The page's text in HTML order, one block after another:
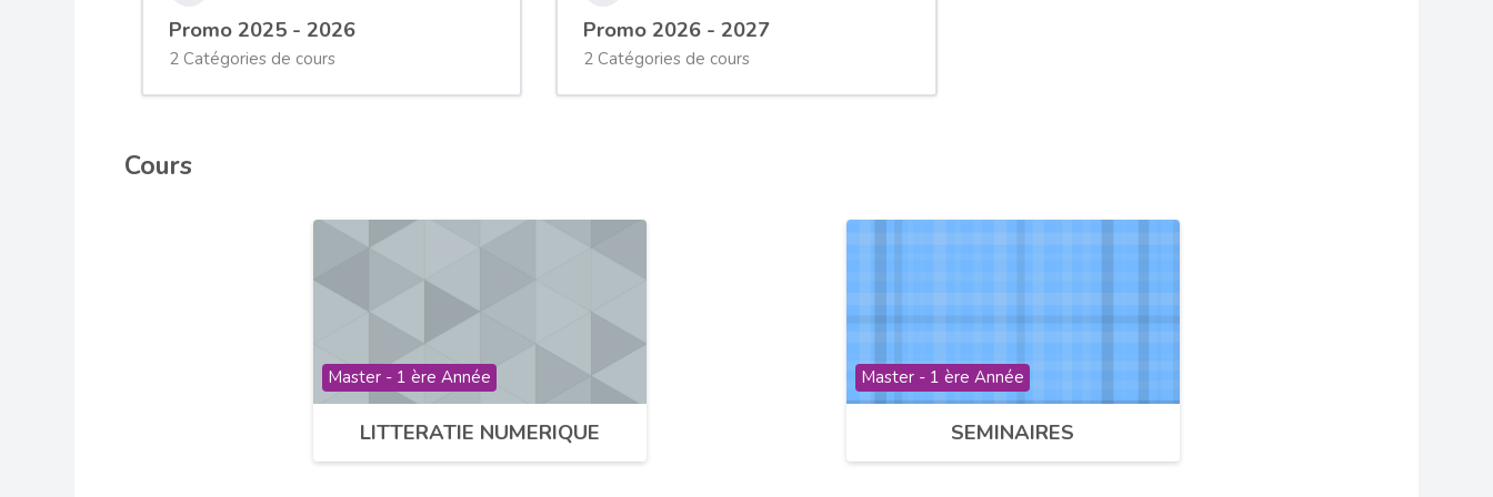
Promo 2025 - 2026
2 Catégories de cours
Promo 2026 - 2027
2 Catégories de cours
Cours
LITTERATIE NUMERIQUE
Catégorie de cours
Master - 1 ère Année
SEMINAIRES
Catégorie de cours
Master - 1 ère Année